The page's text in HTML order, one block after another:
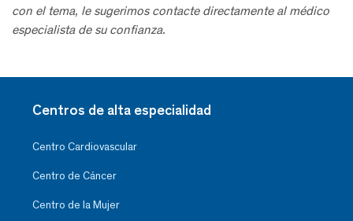
con el tema, le sugerimos contacte directamente al médico
especialista de su confianza.
Centros de alta especialidad
Centro Cardiovascular
Centro de Cáncer
Centro de la Mujer